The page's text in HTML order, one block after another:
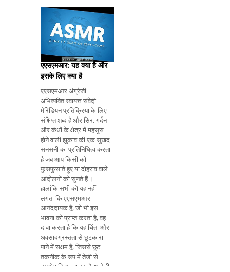
क्रोनोटाइप के साथ करना
होता है। इस प्रकार, लोगों को
सुबह, मध्यवर्ती और शाम
एएसएमआर: यह क्या है और
इसके लिए क्या है
एएसएमआर अंग्रेजी
अभिव्यक्ति स्वायत्त संवेदी
मेरिडियन प्रतिक्रिया के लिए
संक्षिप्त शब्द है और सिर, गर्दन
और कंधों के क्षेत्र में महसूस
होने वाली झुकाव की एक सुखद
सनसनी का प्रतिनिधित्व करता
है जब आप किसी को
फुसफुसाते हुए या दोहराव वाले
आंदोलनों को सुनते हैं ।
हालांकि सभी को यह नहीं
लगता कि एएसएमआर
आनंददायक है, जो भी इस
भावना को प्राप्त करता है, वह
दावा करता है कि यह चिंता और
अवसादग्रस्तता से छुटकारा
पाने में सक्षम है, जिससे छूट
तकनीक के रूप में तेजी से
उपयोग किया जा रहा है, भले ही